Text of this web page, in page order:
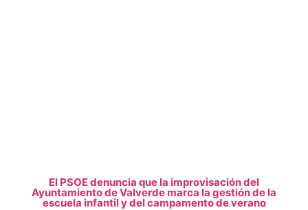
El PSOE denuncia que la improvisación del
Ayuntamiento de Valverde marca la gestión de la
escuela infantil y del campamento de verano